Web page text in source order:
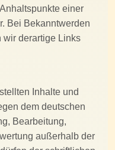
einer
Bei Bekanntwerden
wir derartige Links
Inhalte und
dem deutschen
Bearbeitung,
außerhalb der